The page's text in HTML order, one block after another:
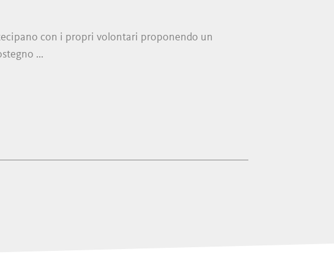
con i propri volontari proponendo un
...